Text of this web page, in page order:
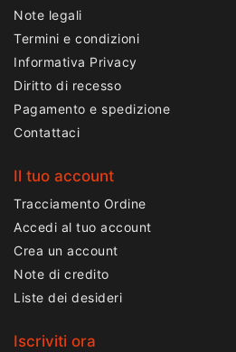
Note legali
Termini e condizioni
Informativa Privacy
Diritto di recesso
Pagamento e spedizione
Contattaci
Il tuo account
Tracciamento Ordine
Accedi al tuo account
Crea un account
Note di credito
Liste dei desideri
Iscriviti ora